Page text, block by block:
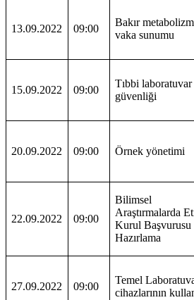
13.09.2022 09:00
Bakır
vaka sunumu
15.09.2022 09:00
Tıbbi laboratuvar
güvenliği
20.09.2022 09:00 Örnek yönetimi
22.09.2022 09:00
Bilimsel
Araştırmalarda
Kurul Başvurusu
Hazırlama
27.09.2022 09:00
Temel
cihazlarının